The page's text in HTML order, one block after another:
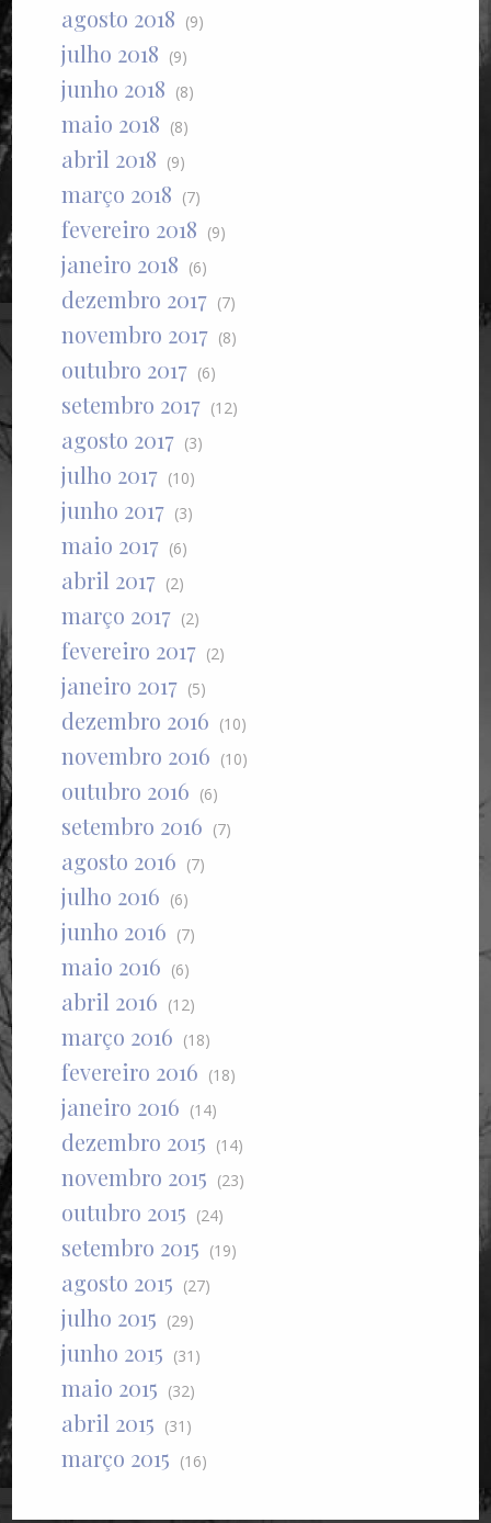
agosto 2018 (9)
julho 2018 (9)
junho 2018 (8)
maio 2018 (8)
abril 2018 (9)
março 2018 (7)
fevereiro 2018 (9)
janeiro 2018 (6)
dezembro 2017 (7)
novembro 2017 (8)
outubro 2017 (6)
setembro 2017 (12)
agosto 2017 (3)
julho 2017 (10)
junho 2017 (3)
maio 2017 (6)
abril 2017 (2)
março 2017 (2)
fevereiro 2017 (2)
janeiro 2017 (5)
dezembro 2016 (10)
novembro 2016 (10)
outubro 2016 (6)
setembro 2016 (7)
agosto 2016 (7)
julho 2016 (6)
junho 2016 (7)
maio 2016 (6)
abril 2016 (12)
março 2016 (18)
fevereiro 2016 (18)
janeiro 2016 (14)
dezembro 2015 (14)
novembro 2015 (23)
outubro 2015 (24)
setembro 2015 (19)
agosto 2015 (27)
julho 2015 (29)
junho 2015 (31)
maio 2015 (32)
abril 2015 (31)
março 2015 (16)